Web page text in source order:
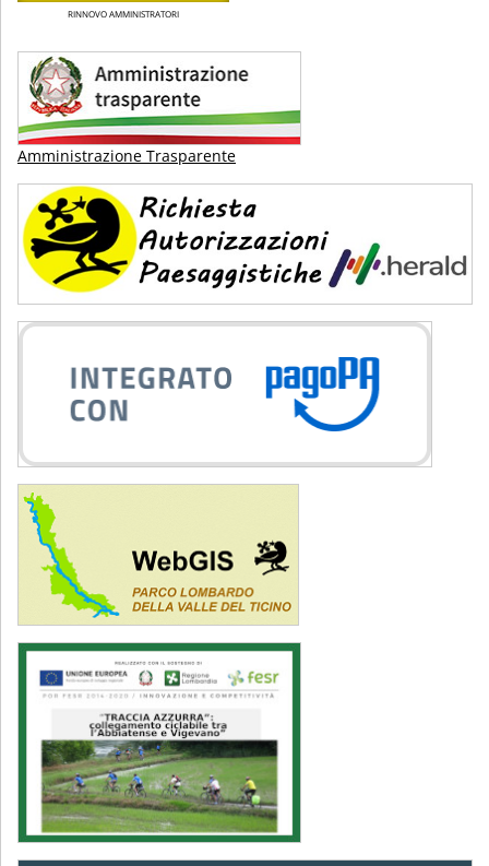
RINNOVO AMMINISTRATORI
Amministrazione Trasparente